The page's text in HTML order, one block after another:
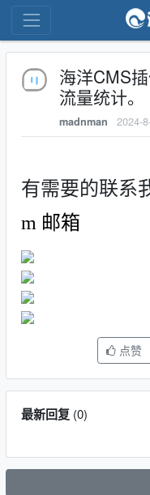
海洋CMS
流量统计。
madnman 2024-
有需要的联系
m 邮箱
点赞
最新回复(0)